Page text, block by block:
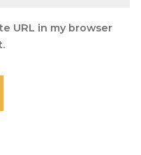
URL in my browser